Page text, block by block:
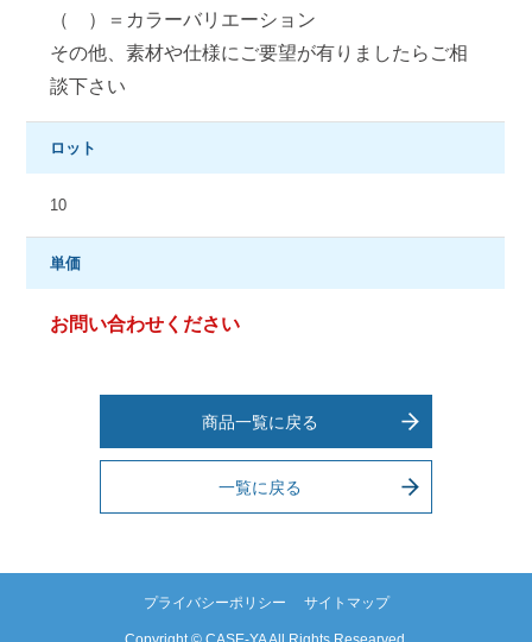
（ ）＝カラーバリエーション
その他、素材や仕様にご要望が有りましたらご相
談下さい
ロット
10
単価
お問い合わせください
商品一覧に戻る
一覧に戻る
プライバシーポリシー サイトマップ